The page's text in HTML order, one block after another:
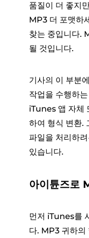
품질이 더 좋지
MP3 더 포맷하
찾는 중입니다.
될 것입니다.
기사의 이 부분
작업을 수행하
iTunes 앱 자체
하여 형식 변환.
파일을 처리하
있습니다.
아이튠즈로
먼저 iTunes를
다. MP3 귀하의